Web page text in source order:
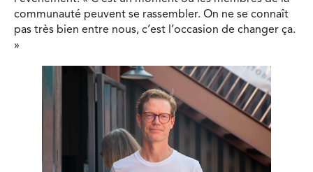
communauté peuvent se rassembler. On ne se connaît
pas très bien entre nous, c’est l’occasion de changer ça.
»